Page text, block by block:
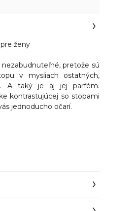
ženy
pretože sú
v mysliach ostatných,
A taký je aj jej parfém.
kontrastujúcej so stopami
jednoducho očarí.